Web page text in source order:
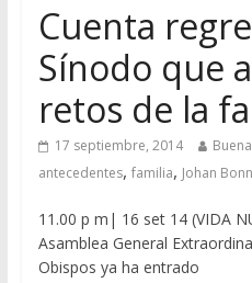
Cuenta
Sínodo que
retos de la
17 septiembre, 2014
antecedentes, familia, Johan
11.00 p m| 16 set 14 (VIDA
Asamblea General
Obispos ya ha entrado